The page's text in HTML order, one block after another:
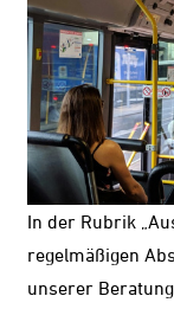
In der Rubrik
regelmäßigen
unserer